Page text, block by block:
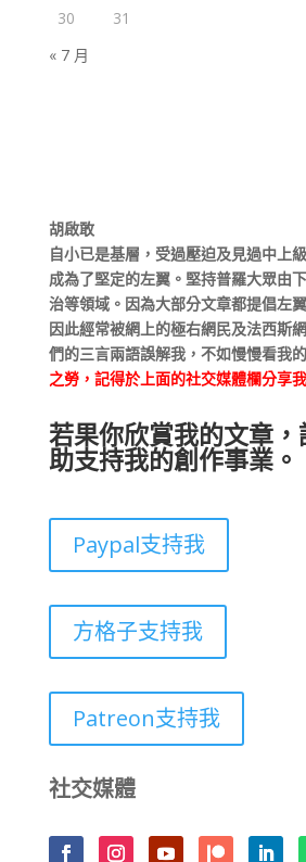
30
31
« 7 月
胡啟敢
自小已是基層，受過壓迫及見過中上
成為了堅定的左翼。堅持普羅大眾由
治等領域。因為大部分文章都提倡左
因此經常被網上的極右網民及法西斯
們的三言兩語誤解我，不如慢慢看我
之勞，記得於上面的社交媒體欄分享
若果你欣賞我的文章，
助支持我的創作事業。
Paypal支持我
方格子支持我
Patreon支持我
社交媒體